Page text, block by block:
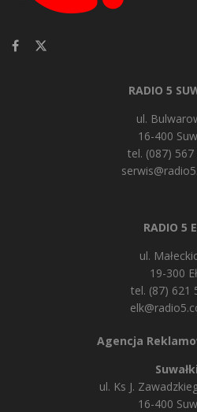
RADIO 5
ul.
16-400
tel. (087) 567
RADIO 5
ul.
19-300
tel. (87) 621
Agencja
Suwałki
ul. Ks J.
16-400